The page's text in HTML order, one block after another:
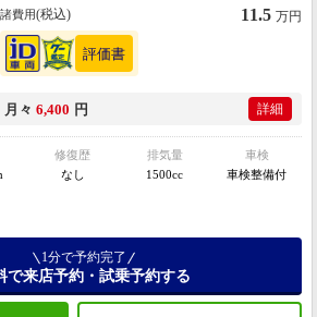
諸費用(税込) 11.5 万円
月々 6,400 円 詳細
修復歴
なし
排気量
1500cc
車検
車検整備付
1分で予約完了
で来店予約・試乗予約する